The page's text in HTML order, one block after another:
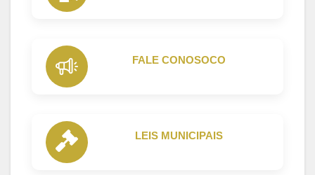
FALE CONOSOCO
LEIS MUNICIPAIS